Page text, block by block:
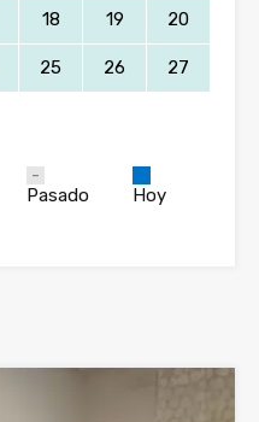
18 19 20
25 26 27
Pasado Hoy